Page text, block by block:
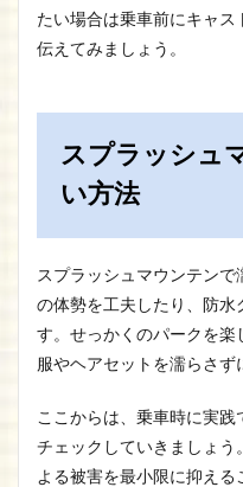
たい場合は乗車前にキャス
伝えてみましょう。
スプラッシュ
い方法
スプラッシュマウンテン
の体勢を工夫したり、防水
す。せっかくのパークを楽
服やヘアセットを濡らさず
ここからは、乗車時に実
チェックしていきましょう
よる被害を最小限に抑える